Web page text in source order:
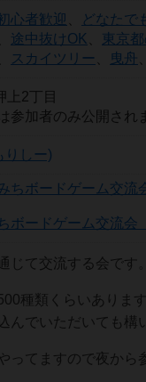
心者歓迎 どなたで
途中抜けOK 東京
スカイツリー 曳舟
上2丁目
参加者のみ公開され
りしー)
ボードゲーム交流会
じて交流する会です。
種類くらいありま
んでいただいても構
ってますので夜から